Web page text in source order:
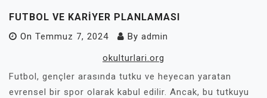
FUTBOL VE KARIYER PLANLAMASI
On Temmuz 7, 2024 By admin
okulturlari.org
Futbol, gençler arasında tutku ve heyecan yaratan
evrensel bir spor olarak kabul edilir. Ancak, bu tutkuyu